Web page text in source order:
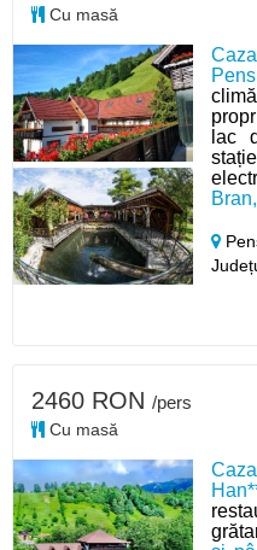
lac
Cu masă
2460 RON /pers
Cu masă